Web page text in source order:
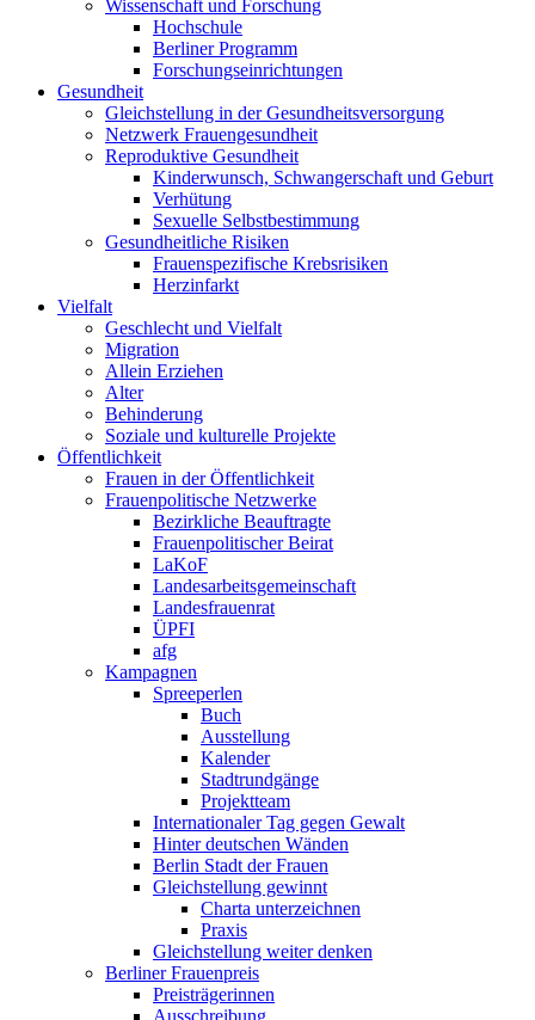
Wissenschaft und Forschung
Hochschule
Berliner Programm
Forschungs­einrichtungen
Gesundheit
Gleichstellung in der Gesundheits­versorgung
Netzwerk Frauen­gesundheit
Reproduktive Gesundheit
Kinderwunsch, Schwangerschaft und Geburt
Verhütung
Sexuelle Selbst­bestimmung
Gesundheitliche Risiken
Frauenspezi­fische Krebsrisiken
Herzinfarkt
Vielfalt
Geschlecht und Vielfalt
Migration
Allein Erziehen
Alter
Behinderung
Soziale und kulturelle Projekte
Öffentlichkeit
Frauen in der Öffentlichkeit
Frauen­politische Netzwerke
Bezirkliche Beauftragte
Frauen­politischer Beirat
LaKoF
Landesarbeits­gemeinschaft
Landesfrauenrat
ÜPFI
afg
Kampagnen
Spreeperlen
Buch
Ausstellung
Kalender
Stadtrundgänge
Projektteam
Internationaler Tag gegen Gewalt
Hinter deutschen Wänden
Berlin Stadt der Frauen
Gleichstellung gewinnt
Charta unterzeichnen
Praxis
Gleichstellung weiter denken
Berliner Frauenpreis
Preis­trägerinnen
Ausschreibung